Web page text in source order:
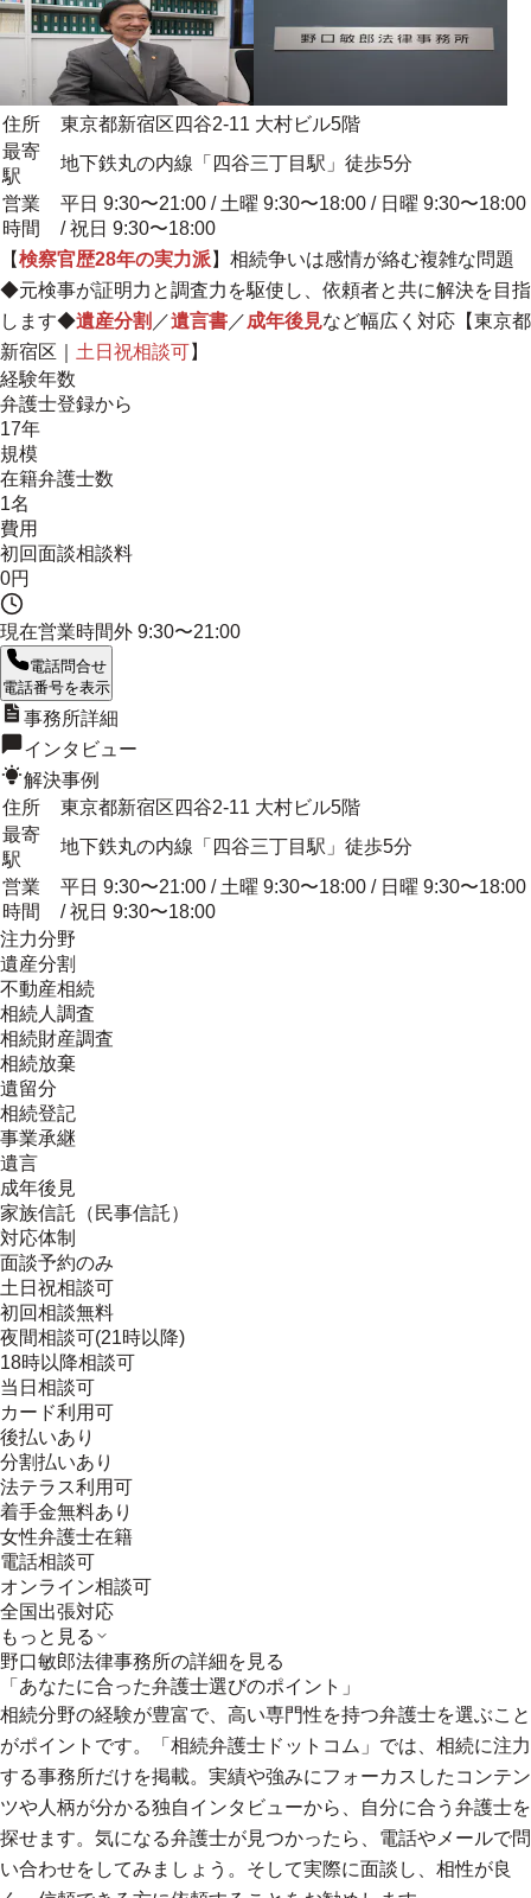
住所
東京都新宿区四谷2-11 大村ビル5階
最寄
駅
地下鉄丸の内線「四谷三丁目駅」徒歩5分
営業
時間
平日 9:30〜21:00 / 土曜 9:30〜18:00 / 日曜 9:30〜18:00
/ 祝日 9:30〜18:00
【検察官歴28年の実力派】相続争いは感情が絡む複雑な問題
◆元検事が証明力と調査力を駆使し、依頼者と共に解決を目指
します◆遺産分割 ／遺言書 ／成年後見など幅広く対応【東京都
新宿区｜ 土日祝相談可】
経験年数
弁護士登録から
17年
規模
在籍弁護士数
1名
費用
初回面談相談料
0円
現在営業時間外 9:30〜21:00
電話問合せ
電話番号を表示
事務所詳細
インタビュー
解決事例
住所
東京都新宿区四谷2-11 大村ビル5階
最寄
駅
地下鉄丸の内線「四谷三丁目駅」徒歩5分
営業
時間
平日 9:30〜21:00 / 土曜 9:30〜18:00 / 日曜 9:30〜18:00
/ 祝日 9:30〜18:00
注力分野
遺産分割
不動産相続
相続人調査
相続財産調査
相続放棄
遺留分
相続登記
事業承継
遺言
成年後見
家族信託（民事信託）
対応体制
面談予約のみ
土日祝相談可
初回相談無料
夜間相談可(21時以降)
18時以降相談可
当日相談可
カード利用可
後払いあり
分割払いあり
法テラス利用可
着手金無料あり
女性弁護士在籍
電話相談可
オンライン相談可
全国出張対応
もっと見る
野口敏郎法律事務所の詳細を見る
「あなたに合った弁護士選びのポイント」
相続分野の経験が豊富で、高い専門性を持つ弁護士を選ぶこと
がポイントです。「相続弁護士ドットコム」では、相続に注力
する事務所だけを掲載。実績や強みにフォーカスしたコンテン
ツや人柄が分かる独自インタビューから、自分に合う弁護士を
探せます。気になる弁護士が見つかったら、電話やメールで問
い合わせをしてみましょう。そして実際に面談し、相性が良